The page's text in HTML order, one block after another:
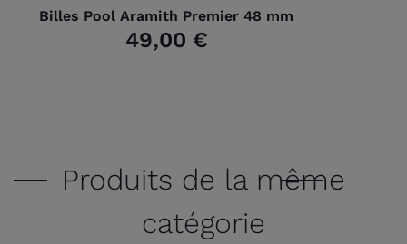
Billes Pool Aramith Premier 48 mm
49,00 €
Produits de la même
catégorie